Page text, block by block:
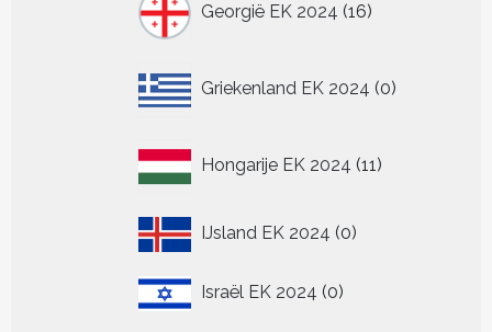
Georgië EK 2024 16
producten
Griekenland EK 2024 0
producten
Hongarije EK 2024 11
producten
IJsland EK 2024 00
Israël EK 2024 00